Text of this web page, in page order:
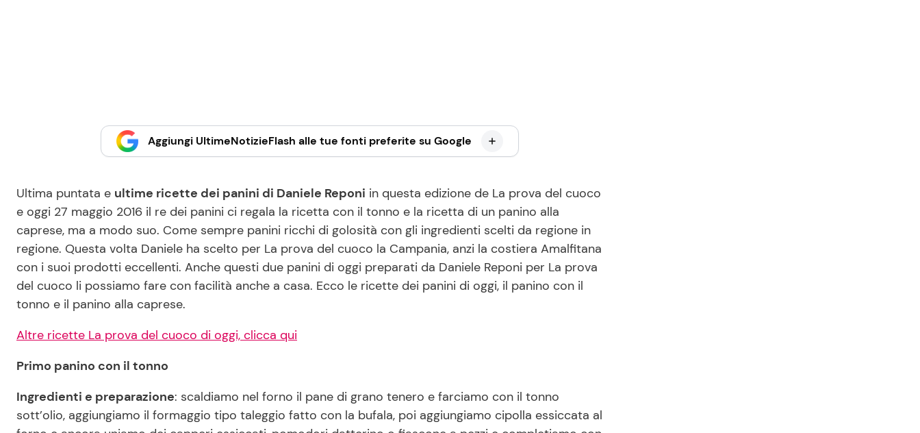
Aggiungi UltimeNotizieFlash alle tue fonti preferite su Google
Ultima puntata e ultime ricette dei panini di Daniele Reponi in questa edizione de La prova del cuoco
e oggi 27 maggio 2016 il re dei panini ci regala la ricetta con il tonno e la ricetta di un panino alla
caprese, ma a modo suo. Come sempre panini ricchi di golosità con gli ingredienti scelti da regione in
regione. Questa volta Daniele ha scelto per La prova del cuoco la Campania, anzi la costiera Amalfitana
con i suoi prodotti eccellenti. Anche questi due panini di oggi preparati da Daniele Reponi per La prova
del cuoco li possiamo fare con facilità anche a casa. Ecco le ricette dei panini di oggi, il panino con il
tonno e il panino alla caprese.
Altre ricette La prova del cuoco di oggi, clicca qui
Primo panino con il tonno
Ingredienti e preparazione: scaldiamo nel forno il pane di grano tenero e farciamo con il tonno
sott’olio, aggiungiamo il formaggio tipo taleggio fatto con la bufala, poi aggiungiamo cipolla essiccata al